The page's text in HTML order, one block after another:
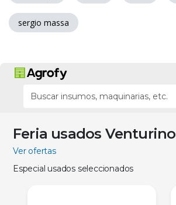
sergio massa
Feria usados Venturino
Ver ofertas
Especial usados seleccionados